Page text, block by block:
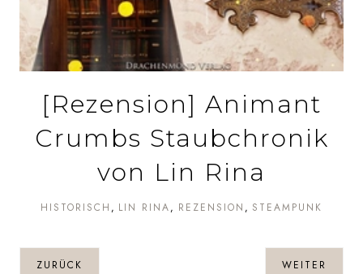
[Rezension] Animant
Crumbs Staubchronik
von Lin Rina
HISTORISCH LIN RINA REZENSION STEAMPUNK
ZURÜCK WEITER